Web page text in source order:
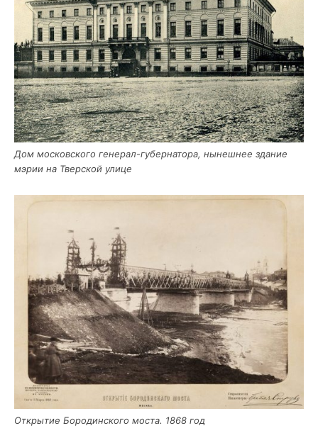
Дом мос­ков­ско­го гене­рал-губер­на­то­ра, нынеш­нее зда­ние
мэрии на Твер­ской улице
Откры­тие Боро­дин­ско­го моста. 1868 год